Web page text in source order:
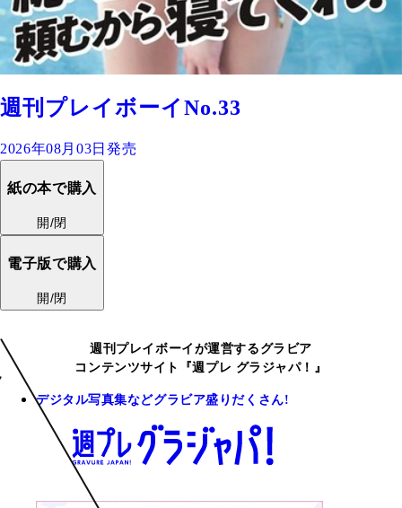
週刊プレイボーイNo.33
2026年08月03日発売
紙の本で購入
開/閉
電子版で購入
開/閉
週刊プレイボーイが運営するグラビア
コンテンツサイト『週プレ グラジャパ！』
デジタル写真集などグラビア盛りだくさん!